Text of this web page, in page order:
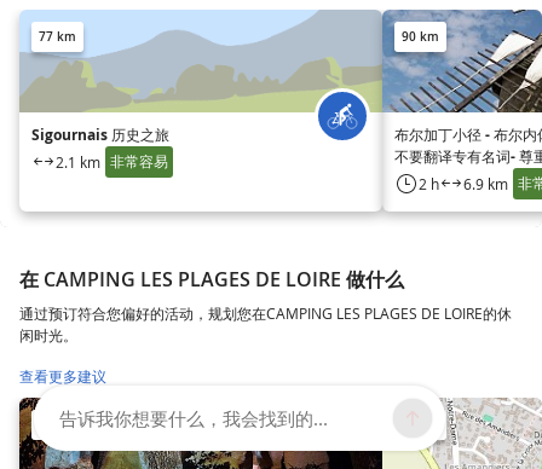
77 km
Sigournais 历史之旅
2.1 km 非常容易
90 km
布尔加丁小径 - 布尔
不要翻译专有名词- 尊
2 h 6.9 km 非
在 CAMPING LES PLAGES DE LOIRE 做什么
通过预订符合您偏好的活动，规划您在CAMPING LES PLAGES DE LOIRE的休
闲时光。
查看更多建议
35 km 36 km
告诉我你想要什么，我会找到的...